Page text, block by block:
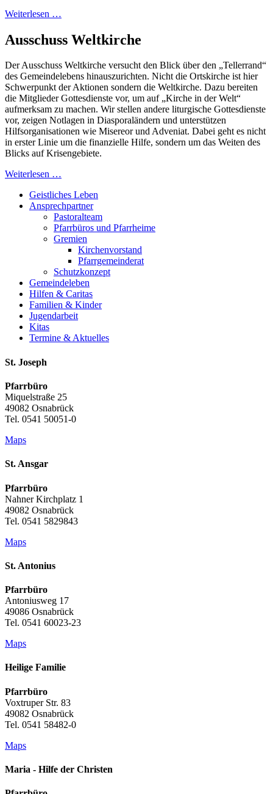
Weiterlesen …
Ausschuss Weltkirche
Der Ausschuss Weltkirche versucht den Blick über den „Tellerrand“
des Gemeindelebens hinauszurichten. Nicht die Ortskirche ist hier
Schwerpunkt der Aktionen sondern die Weltkirche. Dazu bereiten
die Mitglieder Gottesdienste vor, um auf „Kirche in der Welt“
aufmerksam zu machen. Wir stellen andere liturgische Gottesdienste
vor, zeigen Notlagen in Diasporaländern und unterstützen
Hilfsorganisationen wie Misereor und Adveniat. Dabei geht es nicht
in erster Linie um die finanzielle Hilfe, sondern um das Weiten des
Blicks auf Krisengebiete.
Weiterlesen …
Geistliches Leben
Ansprech­partner
Pastoralteam
Pfarrbüros und Pfarrheime
Gremien
Kirchenvorstand
Pfarrgemeinderat
Schutzkonzept
Gemeinde­leben
Hilfen & Caritas
Familien & Kinder
Jugend­arbeit
Kitas
Termine & Aktuelles
St. Joseph
Pfarrbüro
Miquelstraße 25
49082 Osnabrück
Tel. 0541 50051-0
Maps
St. Ansgar
Pfarrbüro
Nahner Kirchplatz 1
49082 Osnabrück
Tel. 0541 5829843
Maps
St. Antonius
Pfarrbüro
Antoniusweg 17
49086 Osnabrück
Tel. 0541 60023-23
Maps
Heilige Familie
Pfarrbüro
Voxtruper Str. 83
49082 Osnabrück
Tel. 0541 58482-0
Maps
Maria - Hilfe der Christen